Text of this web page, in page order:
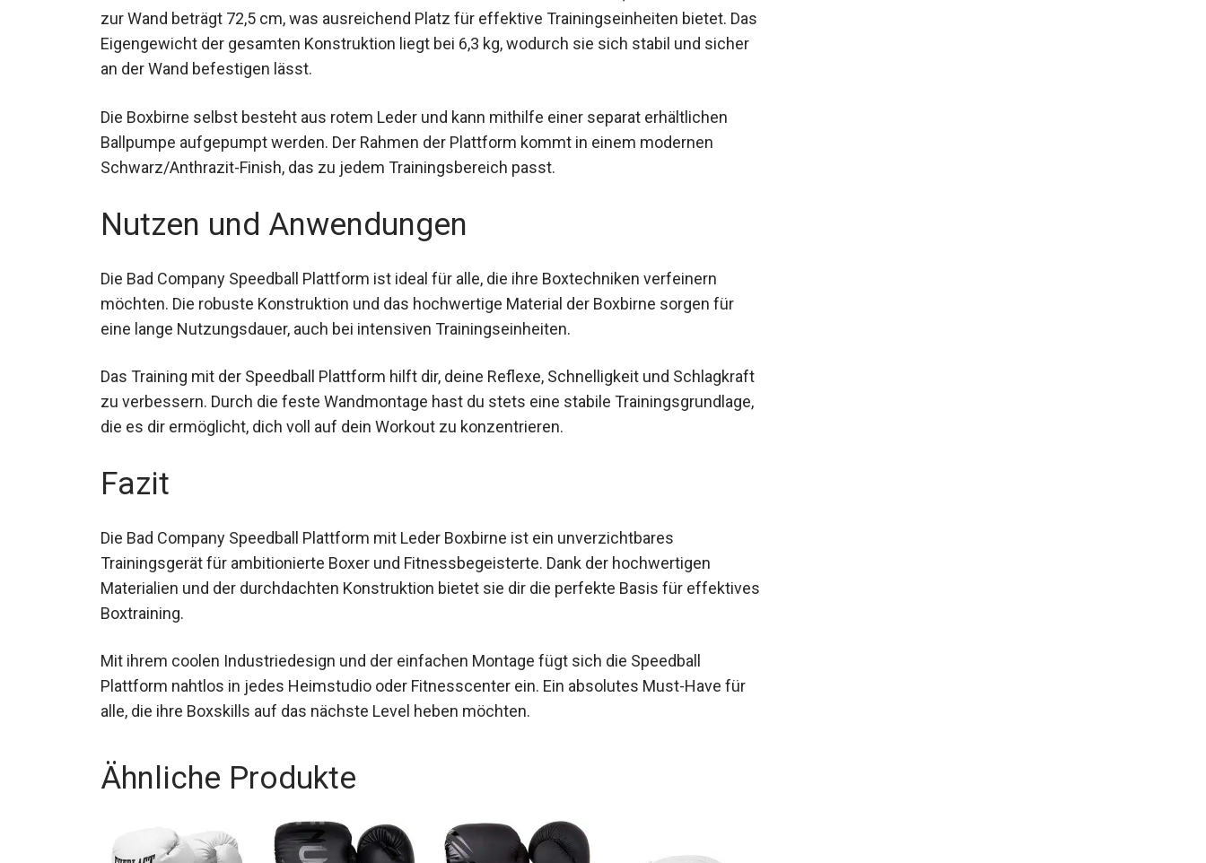
zur Wand beträgt 72,5 cm, was ausreichend Platz für effektive Trainingseinheiten bietet.
Das Eigengewicht der gesamten Konstruktion liegt bei 6,3 kg, wodurch sie sich stabil und
sicher an der Wand befestigen lässt.
Die Boxbirne selbst besteht aus rotem Leder und kann mithilfe einer separat erhältlichen
Ballpumpe aufgepumpt werden. Der Rahmen der Plattform kommt in einem modernen
Schwarz/Anthrazit-Finish, das zu jedem Trainingsbereich passt.
Nutzen und Anwendungen
Die Bad Company Speedball Plattform ist ideal für alle, die ihre Boxtechniken verfeinern
möchten. Die robuste Konstruktion und das hochwertige Material der Boxbirne sorgen für
eine lange Nutzungsdauer, auch bei intensiven Trainingseinheiten.
Das Training mit der Speedball Plattform hilft dir, deine Reflexe, Schnelligkeit und Schlagkraft
zu verbessern. Durch die feste Wandmontage hast du stets eine stabile Trainingsgrundlage,
die es dir ermöglicht, dich voll auf dein Workout zu konzentrieren.
Fazit
Die Bad Company Speedball Plattform mit Leder Boxbirne ist ein unverzichtbares
Trainingsgerät für ambitionierte Boxer und Fitnessbegeisterte. Dank der hochwertigen
Materialien und der durchdachten Konstruktion bietet sie dir die perfekte Basis für
effektives Boxtraining.
Mit ihrem coolen Industriedesign und der einfachen Montage fügt sich die Speedball
Plattform nahtlos in jedes Heimstudio oder Fitnesscenter ein. Ein absolutes Must-Have für
alle, die ihre Boxskills auf das nächste Level heben möchten.
Ähnliche Produkte